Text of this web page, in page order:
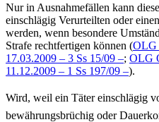
Nur in Ausnahmefällen kann
einschlägig Verurteilten oder
werden, wenn besondere
Strafe rechtfertigen können (OLG
17.03.2009 – 3 Ss 15/09 –; OLG
11.12.2009 – 1 Ss 197/09 –).
Wird, weil ein Täter einschlägig
bewährungsbrüchig oder